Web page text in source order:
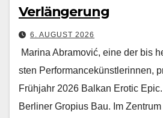
Verlängerung
6. AUGUST 2026
Mari­na Abramović, eine der bis
sten Per­for­mancekün­st­lerin­nen,
Früh­jahr 2026 Balkan Erot­ic
Berlin­er Gropius Bau. Im